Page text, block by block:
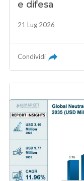
e difesa
21 Lug 2026
Condividi